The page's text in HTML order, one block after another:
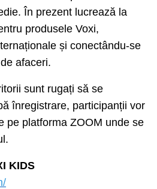
În prezent lucrează la
produsele Voxi,
și conectându-se
afaceri.
sunt rugați să se
înregistrare, participanții vor
pe platforma ZOOM unde se
KIDS